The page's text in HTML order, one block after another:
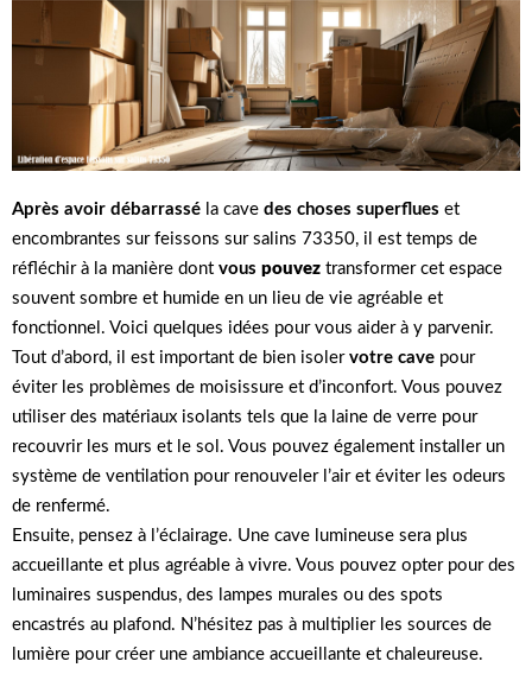
Après avoir débarrassé la cave des choses superflues et
encombrantes sur feissons sur salins 73350, il est temps de
réfléchir à la manière dont vous pouvez transformer cet espace
souvent sombre et humide en un lieu de vie agréable et
fonctionnel. Voici quelques idées pour vous aider à y parvenir.
Tout d’abord, il est important de bien isoler votre cave pour
éviter les problèmes de moisissure et d’inconfort. Vous pouvez
utiliser des matériaux isolants tels que la laine de verre pour
recouvrir les murs et le sol. Vous pouvez également installer un
système de ventilation pour renouveler l’air et éviter les odeurs
de renfermé.
Ensuite, pensez à l’éclairage. Une cave lumineuse sera plus
accueillante et plus agréable à vivre. Vous pouvez opter pour des
luminaires suspendus, des lampes murales ou des spots
encastrés au plafond. N’hésitez pas à multiplier les sources de
lumière pour créer une ambiance accueillante et chaleureuse.